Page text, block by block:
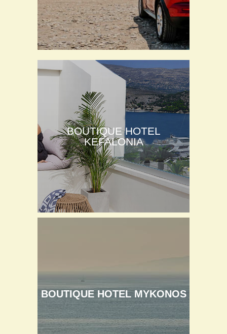
BOUTIQUE HOTEL
KEFALONIA
BOUTIQUE HOTEL MYKONOS